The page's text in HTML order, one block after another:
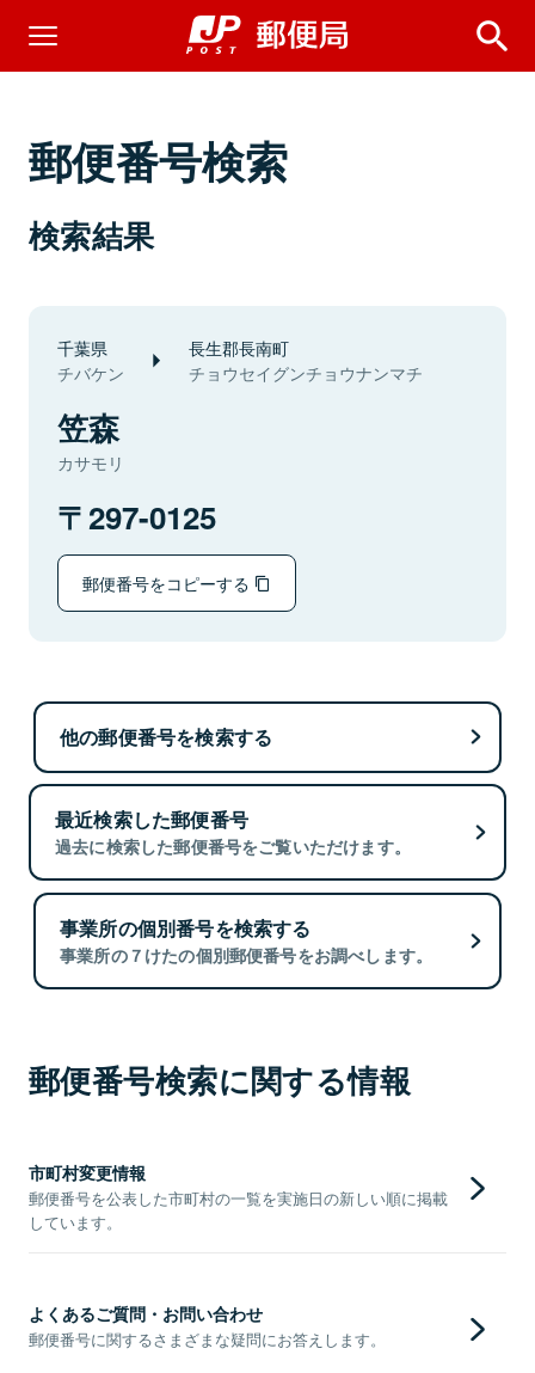
郵便番号検索
検索結果
千葉県
チバケン
長生郡長南町
チョウセイグンチョウナンマチ
笠森
カサモリ
297-0125
郵便番号をコピーする
他の郵便番号を検索する
最近検索した郵便番号
過去に検索した郵便番号をご覧いただけます。
事業所の個別番号を検索する
事業所の７けたの個別郵便番号をお調べします。
郵便番号検索に関する情報
市町村変更情報
郵便番号を公表した市町村の一覧を実施日の新しい順に掲載
しています。
よくあるご質問・お問い合わせ
郵便番号に関するさまざまな疑問にお答えします。